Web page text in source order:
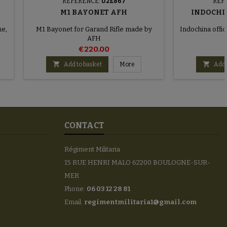
M1 BAYONET AFH
M1 Bayonet for Garand Rifle made by
AFH
€220.00
 Add to basket More
Indochina
 Add
CONTACT
Régiment Militaria
15 RUE HENRI MALO 62200 BOULOGNE-SUR-
MER
Phone: 06 03 12 28 81
Email: regimentmilitaria1@gmail.com